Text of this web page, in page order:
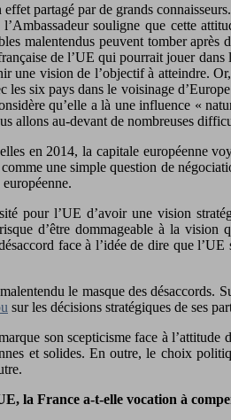
partagé par de grands
souligne que cette
malentendus peuvent tomber
de l’UE qui pourrait jouer
une vision de l’objectif à atteindre.
les six pays dans le voisinage
qu’elle a là une influence «
allons au-devant de nombreuses
en 2014, la capitale européenne
une simple question de
pour l’UE d’avoir une vision
d’être dommageable à la vision
face à l’idée de dire que
le masque des désaccords.
sur les décisions stratégiques de ses
son scepticisme face à l’attitude
et solides. En outre, le choix
la France a-t-elle vocation à